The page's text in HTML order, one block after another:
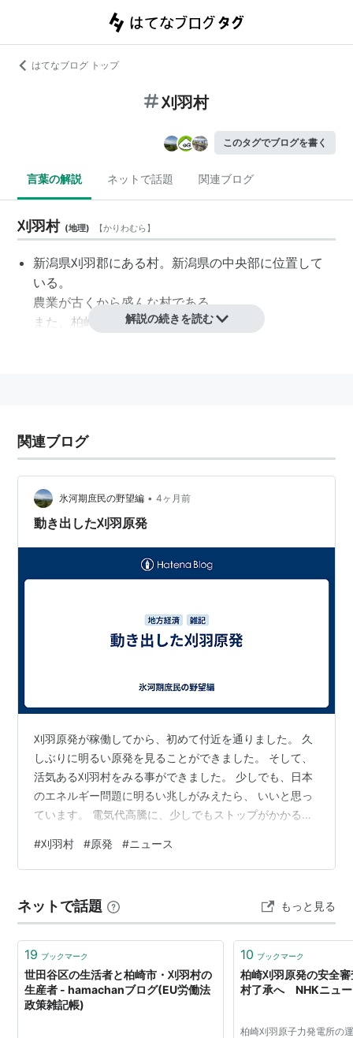
はてなブログ トップ
刈羽村
このタグでブログを書く
言葉の解説 ネットで話題 関連ブログ
刈羽村 (地理) 【かりわむら】
新潟県刈羽郡にある村。新潟県の中央部に位置して
いる。
農業が古くから盛んな村である。
また、柏崎刈羽原子力発電所がある。
15504-7
解説の続きを読む
関連ブログ
氷河期庶民の野望編 • 4ヶ月前
動き出した刈羽原発
刈羽原発が稼働してから、初めて付近を通りました。 久
しぶりに明るい原発を見ることができました。 そして、
活気ある刈羽村をみる事ができました。 少しでも、日本
のエネルギー問題に明るい兆しがみえたら、 いいと思っ
ています。 電気代高騰に、少しでもストップがかかるよ
#刈羽村 #原発 #ニュース
ネットで話題 もっと見る
19 ブックマーク
世田谷区の生活者と柏崎市・刈羽村の
生産者 - hamachanブログ(EU労働法
政策雑記帳)
10 ブックマーク
柏崎刈羽原発の安全
村了承へ NHKニュ
柏崎刈羽原子力発電所の